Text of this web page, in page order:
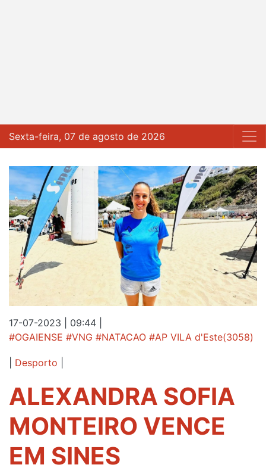
Sexta-feira, 07 de agosto de 2026
17-07-2023 | 09:44
#OGAIENSE #VNG #NATACAO #AP VILA d'Este(3058)
Desporto
ALEXANDRA SOFIA
MONTEIRO VENCE
EM SINES